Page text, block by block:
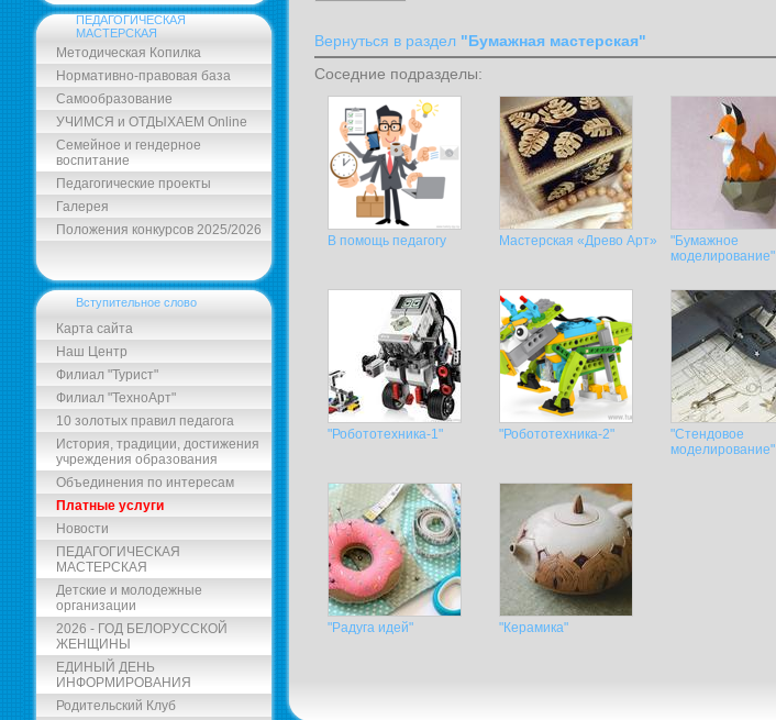
ПЕДАГОГИЧЕСКАЯ
МАСТЕРСКАЯ
Методическая Копилка
Нормативно-правовая база
Самообразование
УЧИМСЯ и ОТДЫХАЕМ Online
Семейное и гендерное
воспитание
Педагогические проекты
Галерея
Положения конкурсов 2025/2026
Вступительное слово
Карта сайта
Наш Центр
Филиал "Турист"
Филиал "ТехноАрт"
10 золотых правил педагога
История, традиции, достижения
учреждения образования
Объединения по интересам
Платные услуги
Новости
ПЕДАГОГИЧЕСКАЯ
МАСТЕРСКАЯ
Детские и молодежные
организации
2026 - ГОД БЕЛОРУССКОЙ
ЖЕНЩИНЫ
ЕДИНЫЙ ДЕНЬ
ИНФОРМИРОВАНИЯ
Родительский Клуб
Вернуться в раздел "Бумажная мастерская"
Соседние подразделы:
В помощь педагогу Мастерская «Древо Арт»
"Бумажное
моделирование"
"Робототехника-1" "Робототехника-2"
"Стендовое
моделирование"
"Радуга идей" "Керамика"